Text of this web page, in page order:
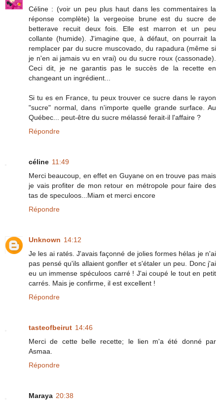
Céline : (voir un peu plus haut dans les commentaires la
réponse complète) la vergeoise brune est du sucre de
betterave recuit deux fois. Elle est marron et un peu
collante (humide). J'imagine que, à défaut, on pourrait la
remplacer par du sucre muscovado, du rapadura (même si
je n'en ai jamais vu en vrai) ou du sucre roux (cassonade).
Ceci dit, je ne garantis pas le succès de la recette en
changeant un ingrédient...
Si tu es en France, tu peux trouver ce sucre dans le rayon
"sucre" normal, dans n'importe quelle grande surface. Au
Québec... peut-être du sucre mélassé ferait-il l'affaire ?
Répondre
céline 11:49
Merci beaucoup, en effet en Guyane on en trouve pas mais
je vais profiter de mon retour en métropole pour faire des
tas de speculoos...Miam et merci encore
Répondre
Unknown 14:12
Je les ai ratés. J'avais façonné de jolies formes hélas je n'ai
pas pensé qu'ils allaient gonfler et s'étaler un peu. Donc j'ai
eu un immense spéculoos carré ! J'ai coupé le tout en petit
carrés. Mais je confirme, il est excellent !
Répondre
tasteofbeirut 14:46
Merci de cette belle recette; le lien m'a été donné par
Asmaa.
Répondre
Maraya 20:38